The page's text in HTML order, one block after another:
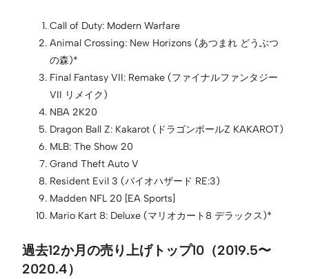
Call of Duty: Modern Warfare
Animal Crossing: New Horizons (あつまれ どうぶつ
の森)*
Final Fantasy VII: Remake (ファイナルファンタジー
VII リメイク)
NBA 2K20
Dragon Ball Z: Kakarot (ドラゴンボールZ KAKAROT)
MLB: The Show 20
Grand Theft Auto V
Resident Evil 3 (バイオハザード RE:3)
Madden NFL 20 [EA Sports]
Mario Kart 8: Deluxe (マリオカート8 デラックス)*
過去12か月の売り上げトップ10（2019.5〜
2020.4）